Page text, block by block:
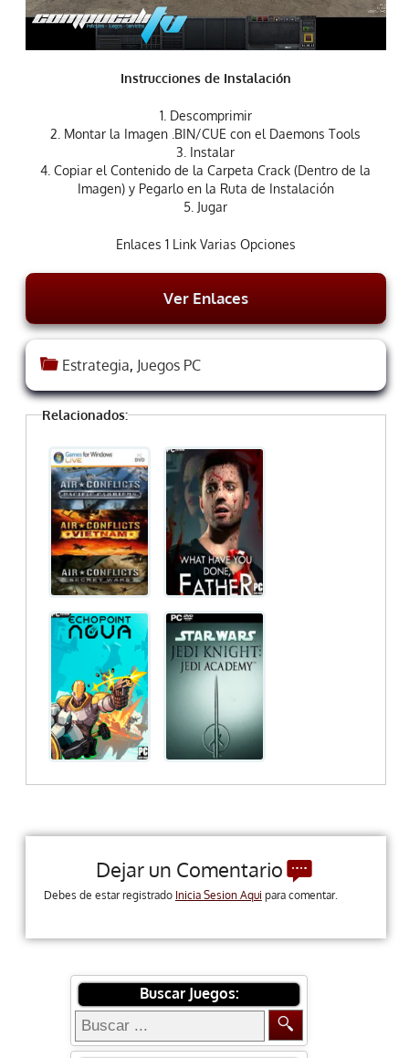
Instrucciones de Instalación
1. Descomprimir
2. Montar la Imagen .BIN/CUE con el Daemons Tools
3. Instalar
4. Copiar el Contenido de la Carpeta Crack (Dentro de la
Imagen) y Pegarlo en la Ruta de Instalación
5. Jugar
Enlaces 1 Link Varias Opciones
Ver Enlaces
Estrategia, Juegos PC
Relacionados:
Dejar un Comentario
Debes de estar registrado Inicia Sesion Aqui para comentar.
Buscar Juegos: